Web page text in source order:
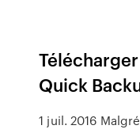
Quick
1 juil. 2016